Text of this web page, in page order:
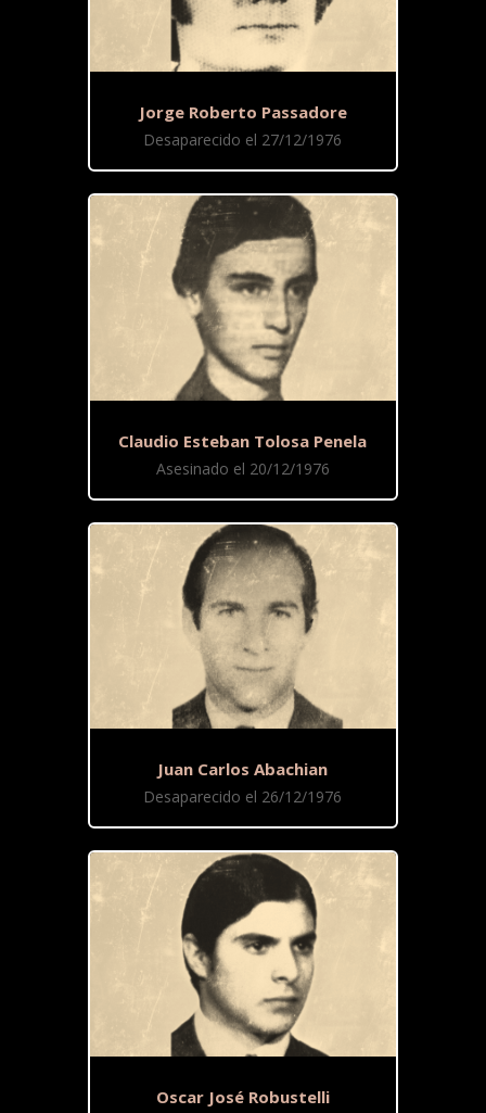
Jorge Roberto Passadore
Desaparecido el 27/12/1976
Claudio Esteban Tolosa Penela
Asesinado el 20/12/1976
Juan Carlos Abachian
Desaparecido el 26/12/1976
Oscar José Robustelli